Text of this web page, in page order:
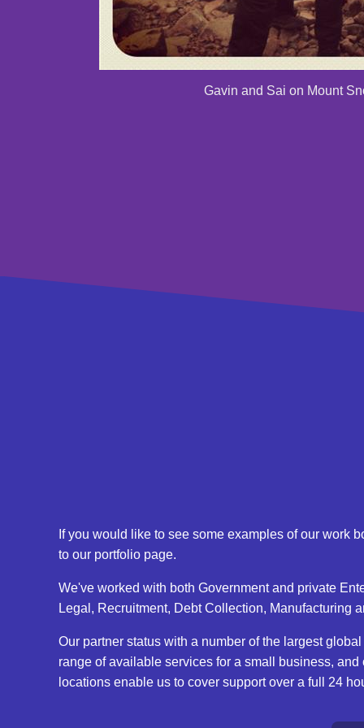
Gavin and Sai on Mount
If you would like to see some examples of our work
to our portfolio page.
We've worked with both Government and private
Legal, Recruitment, Debt Collection, Manufacturing
Our partner status with a number of the largest
range of available services for a small business,
locations enable us to cover support over a full 24